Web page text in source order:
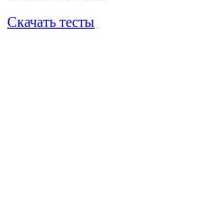
Скачать тесты